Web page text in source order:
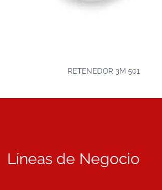
RETENEDOR 3M 501
Líneas de Negocio